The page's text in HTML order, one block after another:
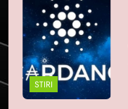
STIRI